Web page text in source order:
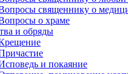
священнику о
о храме
и обряды
и покаяние